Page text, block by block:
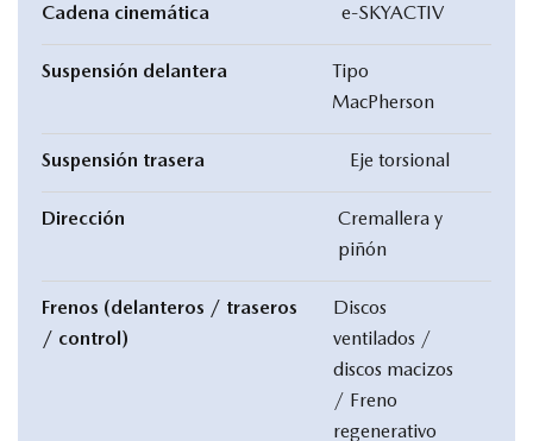
Cadena cinemática e-SKYACTIV
Suspensión delantera
Tipo
MacPherson
Suspensión trasera Eje torsional
Dirección
Cremallera y
piñón
Frenos (delanteros / traseros
/ control)
Discos
ventilados /
discos macizos
/ Freno
regenerativo